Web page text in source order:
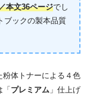
本文36ページでし
ブックの製本品質
粉体トナーによる４色
プレミアム 」仕上げ